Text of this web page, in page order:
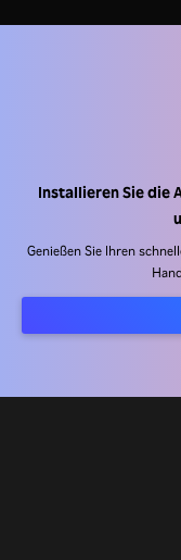
Installieren Sie die
Genießen Sie Ihren
Hilfe Center
Vertriebspartner